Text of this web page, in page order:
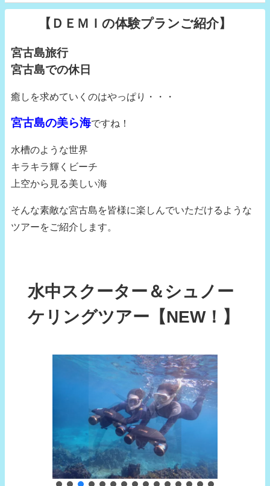
【ＤＥＭＩの体験プランご紹介】
宮古島旅行
宮古島での休日
癒しを求めていくのはやっぱり・・・
宮古島の美ら海ですね！
水槽のような世界
キラキラ輝くビーチ
上空から見る美しい海
そんな素敵な宮古島を皆様に楽しんでいただけるような
ツアーをご紹介します。
水中スクーター＆シュノー
ケリングツアー【NEW！】